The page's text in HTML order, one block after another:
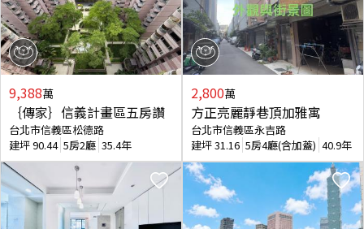
9,388萬
｛傳家｝信義計畫區五房讚
台北市信義區松德路
建坪90.44 5房2廳 35.4年
2,800萬
方正亮麗靜巷頂加雅寓
台北市信義區永吉路
建坪31.16 5房4廳(含加蓋) 40.9年